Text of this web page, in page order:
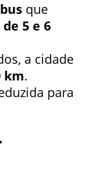
que
5 e 6
a cidade
km.
para